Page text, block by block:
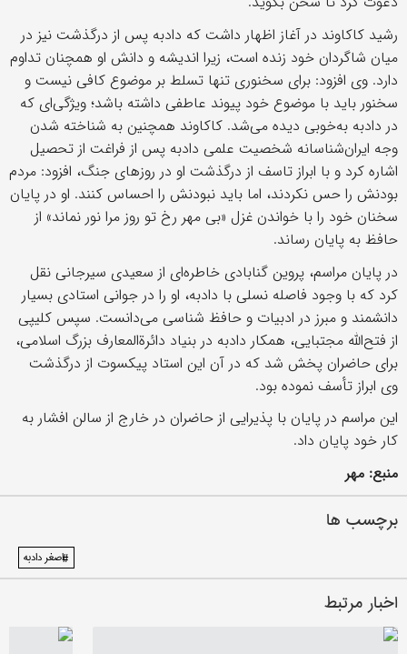
رشید کاکاوند در آغاز اظهار داشت که دادبه پس از درگذشت نیز در
میان شاگردان خود زنده است، زیرا اندیشه و دانش او همچنان تداوم
دارد. وی افزود: برای سخنوری تنها تسلط بر موضوع کافی نیست و
سخنور باید با موضوع خود پیوند عاطفی داشته باشد؛ ویژگی‌ای که
در دادبه به‌خوبی دیده می‌شد. کاکاوند همچنین به شناخته شدن
وجه ایران‌شناسانه شخصیت علمی دادبه پس از فراغت از تحصیل
اشاره کرد و با ابراز تاسف از درگذشت او در روزهای جنگ، افزود: مردم
بودنش را حس نکردند، اما باید نبودنش را احساس کنند. او در پایان
سخنان خود را با خواندن غزل «بی مهر رخ تو روز مرا نور نماند» از
حافظ به پایان رساند.
در پایان مراسم، پروین گنابادی خاطره‌ای از سعیدی سیرجانی نقل
کرد که با وجود فاصله نسلی با دادبه، او را در جوانی استادی بسیار
دانشمند و مبرز در ادبیات و حافظ شناسی می‌دانست. سپس کلیپی
از فتح‌الله مجتبایی، همکار دادبه در بنیاد دائرةالمعارف بزرگ اسلامی،
برای حاضران پخش شد که در آن این استاد پیکسوت از درگذشت
وی ابراز تأسف نموده بود.
این مراسم در پایان با پذیرایی از حاضران در خارج از سالن افشار به
کار خود پایان داد.
منبع: مهر
برچسب ها
#اصغر دادبه
اخبار مرتبط